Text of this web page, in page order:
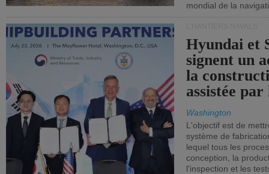
mondial de la
Hyundai et
signent un
la
assistée
Washington
L'objectif est de
système de
lequel tous les
conception, la
l'inspection et les